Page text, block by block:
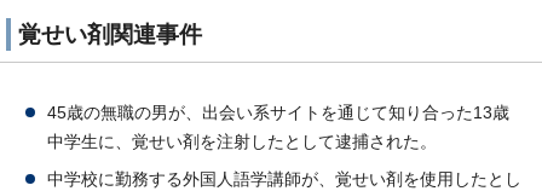
覚せい剤関連事件
45歳の無職の男が、出会い系サイトを通じて知り合った13歳
中学生に、覚せい剤を注射したとして逮捕された。
中学校に勤務する外国人語学講師が、覚せい剤を使用したとし